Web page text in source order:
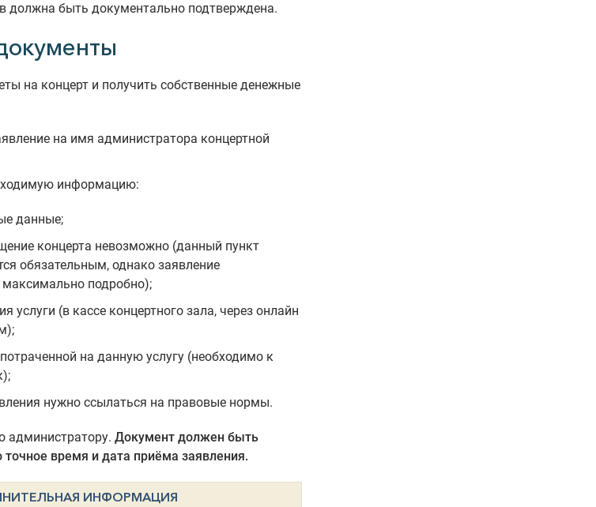
должна быть документально подтверждена.
на концерт и получить собственные денежные
на имя администратора концертной
информацию:
данные;
концерта невозможно (данный пункт
обязательным, однако заявление
максимально подробно);
услуги (в кассе концертного зала, через онлайн
на данную услугу (необходимо к
нужно ссылаться на правовые нормы.
администратору. Документ должен быть
точное время и дата приёма заявления.
ИНФОРМАЦИЯ